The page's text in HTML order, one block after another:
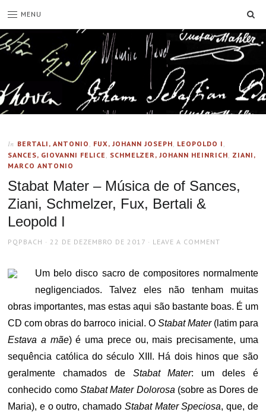
MENU
In BERTALI, ANTONIO , FUX, JOHANN JOSEPH, LEOPOLDO I ,
SANCES, GIOVANNI FELICE , SCHMELZER, JOHANN HEINRICH, ZIANI,
MARCO ANTONIO
Stabat Mater – Música de of Sances,
Ziani, Schmelzer, Fux, Bertali &
Leopold I
AUTHOR
PQPBACH
POSTED
22 DE DEZEMBRO DE 2017 LEAVE A COMMENT
Um belo disco sacro de compositores normalmente
negligenciados. Talvez eles não tenham muitas
obras importantes, mas estas aqui são bastante boas. É um
CD com obras do barroco inicial. O Stabat Mater(latim para
Estava a mãe) é uma prece ou, mais precisamente, uma
sequência católica do século XIII. Há dois hinos que são
geralmente chamados de Stabat Mater: um deles é
conhecido como Stabat Mater Dolorosa (sobre as Dores de
Maria), e o outro, chamado Stabat Mater Speciosa, que, de